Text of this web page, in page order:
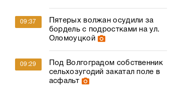
09:37
Пятерых волжан осудили за
бордель с подростками на ул.
Оломоуцкой
09:29
Под Волгоградом собственник
сельхозугодий закатал поле в
асфальт